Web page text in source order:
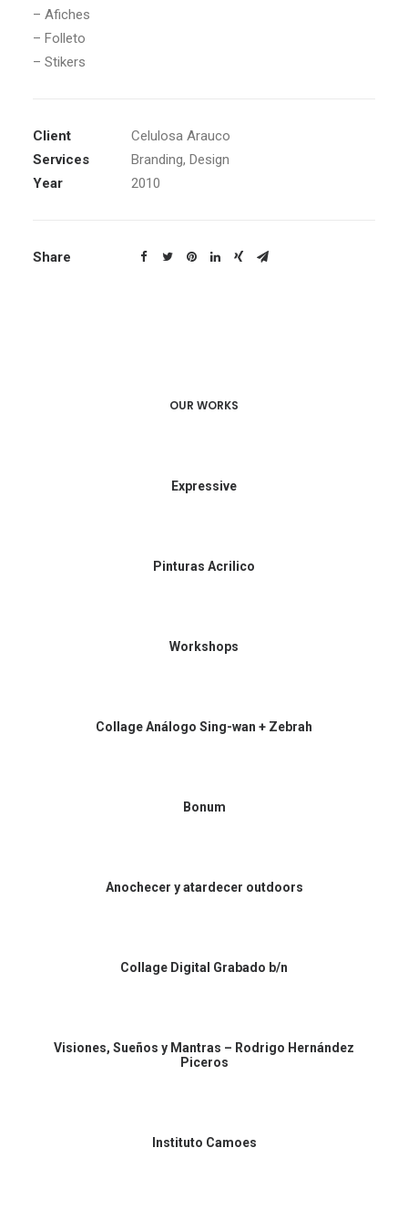
– Afiches
– Folleto
– Stikers
Client
Celulosa Arauco
Services
Branding, Design
Year
2010
Share
OUR WORKS
Expressive
Pinturas Acrilico
Workshops
Collage Análogo Sing-wan + Zebrah
Bonum
Anochecer y atardecer outdoors
Collage Digital Grabado b/n
Visiones, Sueños y Mantras – Rodrigo Hernández
Piceros
Instituto Camoes